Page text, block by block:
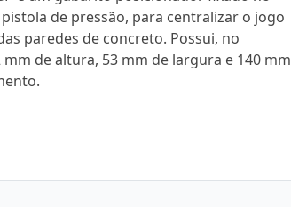
de pressão, para centralizar o jogo
paredes de concreto. Possui, no
mm de altura, 53 mm de largura e 140 mm